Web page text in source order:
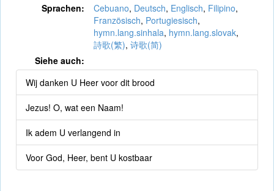
Sprachen: Cebuano, Deutsch, Englisch, Filipino,
Französisch, Portugiesisch,
hymn.lang.sinhala, hymn.lang.slovak,
詩歌(繁), 诗歌(简)
Siehe auch:
Wij danken U Heer voor dit brood
Jezus! O, wat een Naam!
Ik adem U verlangend in
Voor God, Heer, bent U kostbaar